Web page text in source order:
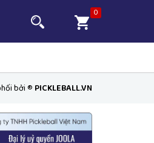
0
bởi ® PICKLEBALL.VN